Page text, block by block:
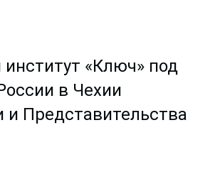
«Ключ» под
в Чехии
Представительства